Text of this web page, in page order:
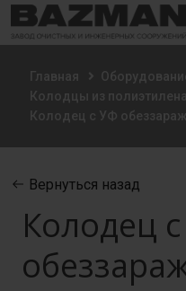
Главная
Колодцы из
Колодец с УФ
Вернуться назад
Колодец